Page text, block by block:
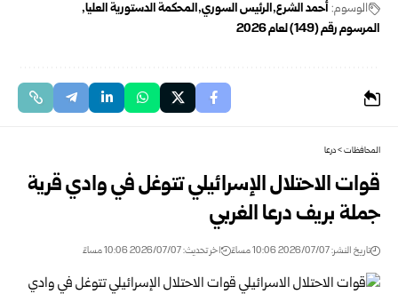
الوسوم: أحمد الشرع الرئيس السوري المحكمة الدستورية العليا
المرسوم رقم ‌‎(149) لعام 2026
المحافظات>درعا
قوات الاحتلال الإسرائيلي تتوغل في وادي قرية
جملة بريف درعا الغربي
تاريخ النشر: 2026/07/07 10:06 مساءً اخر تحديث: 2026/07/07 10:06 مساءً